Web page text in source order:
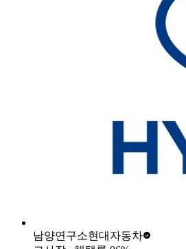
남양연구소현대자동차